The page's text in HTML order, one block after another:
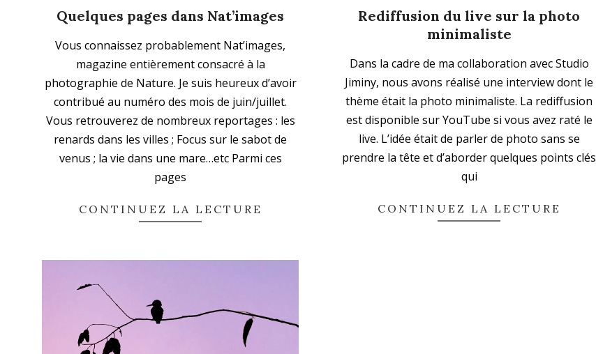
Quelques pages dans Nat’images
06-Vous connaissez probablement Nat’images,
magazine entièrement consacré à la
photographie de Nature. Je suis heureux d’avoir
contribué au numéro des mois de juin/juillet.
Vous retrouverez de nombreux reportages : les
renards dans les villes ; Focus sur le sabot de
venus ; la vie dans une mare…etc Parmi ces
pages
CONTINUEZ LA LECTURE
Rediffusion du live sur la photo
minimaliste
03-
03
Dans la cadre de ma collaboration avec Studio
Jiminy, nous avons réalisé une interview dont le
thème était la photo minimaliste. La rediffusion
est disponible sur YouTube si vous avez raté le
live. L’idée était de parler de photo sans se
prendre la tête et d’aborder quelques points clés
qui
CONTINUEZ LA LECTURE